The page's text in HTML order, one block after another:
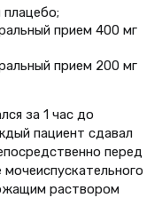
плацебо;
прием 400 мг
прием 200 мг
за 1 час до
пациент сдавал
перед
раствором